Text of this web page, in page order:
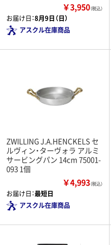
￥3,950（税込）
お届け日：8月9日（日）
アスクル在庫商品
ZWILLING J.A.HENCKELS セ
ルヴィン・ターヴォラ アルミ
サービングパン 14cm 75001-
093 1個
￥4,993（税込）
お届け日：最短日
アスクル在庫商品